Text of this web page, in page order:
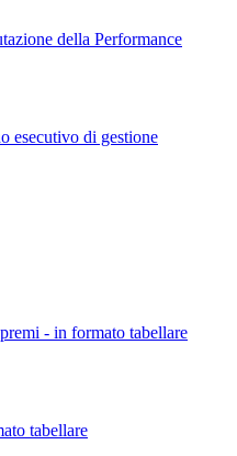
della Performance
esecutivo di gestione
- in formato tabellare
tabellare